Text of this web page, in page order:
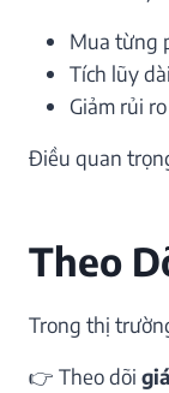
Mua từng
Tích lũy
Giảm rủi
Điều quan
Theo
Trong thị
👉 Theo dõi